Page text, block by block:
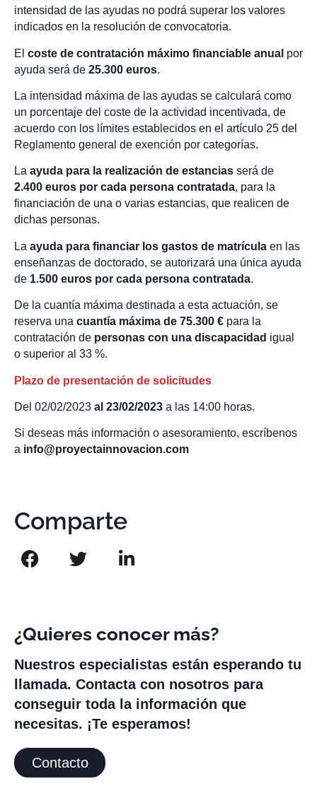
intensidad de las ayudas no podrá superar los valores
indicados en la resolución de convocatoria.
El coste de contratación máximo financiable anual por
ayuda será de 25.300 euros.
La intensidad máxima de las ayudas se calculará como
un porcentaje del coste de la actividad incentivada, de
acuerdo con los límites establecidos en el artículo 25 del
Reglamento general de exención por categorías.
La ayuda para la realización de estancias será de
2.400 euros por cada persona contratada, para la
financiación de una o varias estancias, que realicen de
dichas personas.
La ayuda para financiar los gastos de matrícula en las
enseñanzas de doctorado, se autorizará una única ayuda
de 1.500 euros por cada persona contratada.
De la cuantía máxima destinada a esta actuación, se
reserva una cuantía máxima de 75.300 € para la
contratación de personas con una discapacidad igual
o superior al 33 %.
Plazo de presentación de solicitudes
Del 02/02/2023 al 23/02/2023 a las 14:00 horas.
Si deseas más información o asesoramiento, escríbenos
a info@proyectainnovacion.com
Comparte
¿Quieres conocer más?
Nuestros especialistas están esperando tu
llamada. Contacta con nosotros para
conseguir toda la información que
necesitas. ¡Te esperamos!
Contacto